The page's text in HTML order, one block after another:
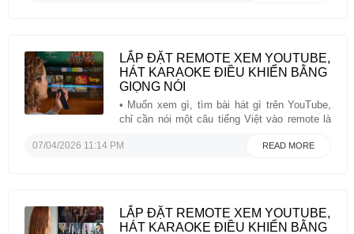
LẮP ĐẶT REMOTE XEM YOUTUBE,
HÁT KARAOKE ĐIỀU KHIỂN BẰNG
GIỌNG NÓI
• Muốn xem gì, tìm bài hát gì trên YouTube,
chỉ cần nói một câu tiếng Việt vào remote là
TV• Thiết bị hoạt động tốt với tất cả TV đời
07/04/2026 11:14 PM READ MORE
LẮP ĐẶT REMOTE XEM YOUTUBE,
HÁT KARAOKE ĐIỀU KHIỂN BẰNG